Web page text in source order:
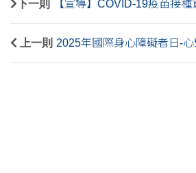
下一則 【宣導】COVID-19疫苗接種
上一則 2025年國際身心障礙者日-